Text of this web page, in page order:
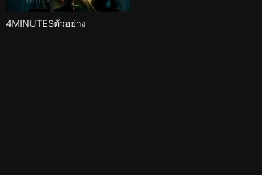
4MINUTESตัวอย่าง